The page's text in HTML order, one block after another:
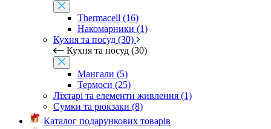
Thermacell (16)
Накомарники (1)
Кухня та посуд (30)
Кухня та посуд (30)
Мангали (5)
Термоси (25)
Ліхтарі та елементи живлення (1)
Сумки та рюкзаки (8)
Каталог подарункових товарів